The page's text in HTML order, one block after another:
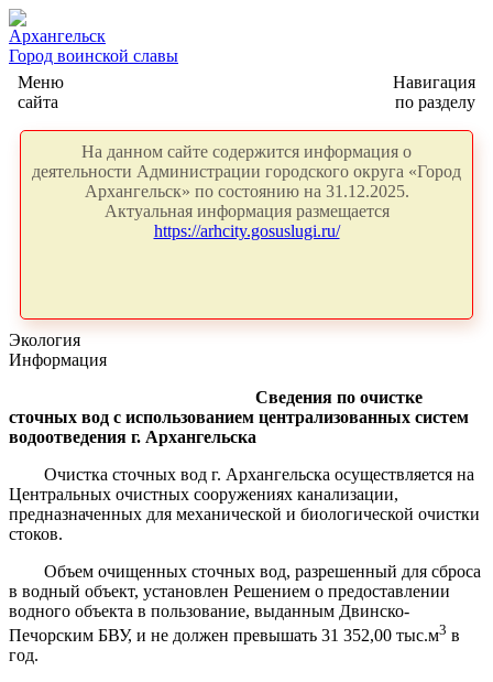
Архангельск
Город воинской славы
Меню
сайта
Навигация
по разделу
На данном сайте содержится информация о
деятельности Администрации городского округа «Город
Архангельск» по состоянию на 31.12.2025.
Актуальная информация размещается
https://arhcity.gosuslugi.ru/
Экология
Информация
Сведения по очистке
сточных вод с использованием централизованных систем
водоотведения г. Архангельска
Очистка сточных вод г. Архангельска осуществляется на
Центральных очистных сооружениях канализации,
предназначенных для механической и биологической очистки
стоков.
Объем очищенных сточных вод, разрешенный для сброса
в водный объект, установлен Решением о предоставлении
водного объекта в пользование, выданным Двинско-
Печорским БВУ, и не должен превышать 31 352,00 тыс.м3 в
год.